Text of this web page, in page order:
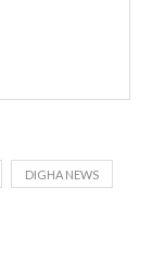
DIGHA NEWS